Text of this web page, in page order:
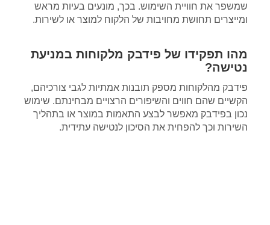
שמשפר את חוויית השימוש. בכך, מונעים בעיות מראש
ומייצרים תחושת מחויבות של הלקוח למוצר או לשירות.
מהו תפקידו של פידבק מלקוחות במניעת
נטישה?
פידבק מהלקוחות מספק תובנות אמתיות לגבי צורכיהם,
הקשיים שהם חווים והשיפורים הרצויים מבחינתם. שימוש
נכון בפידבק מאפשר לבצע התאמות במוצר או בתהליך
השירות וכך להפחית את הסיכון לנטישה עתידית.